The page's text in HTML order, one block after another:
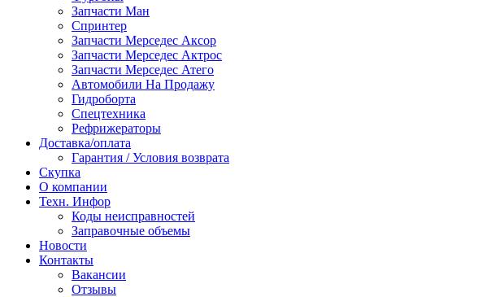
Запчасти Ман
Спринтер
Запчасти Мерседес Аксор
Запчасти Мерседес Актрос
Запчасти Мерседес Атего
Автомобили На Продажу
Гидроборта
Спецтехника
Рефрижераторы
Доставка/оплата
Гарантия / Условия возврата
Скупка
О компании
Техн. Инфор
Коды неисправностей
Заправочные объемы
Новости
Контакты
Вакансии
Отзывы